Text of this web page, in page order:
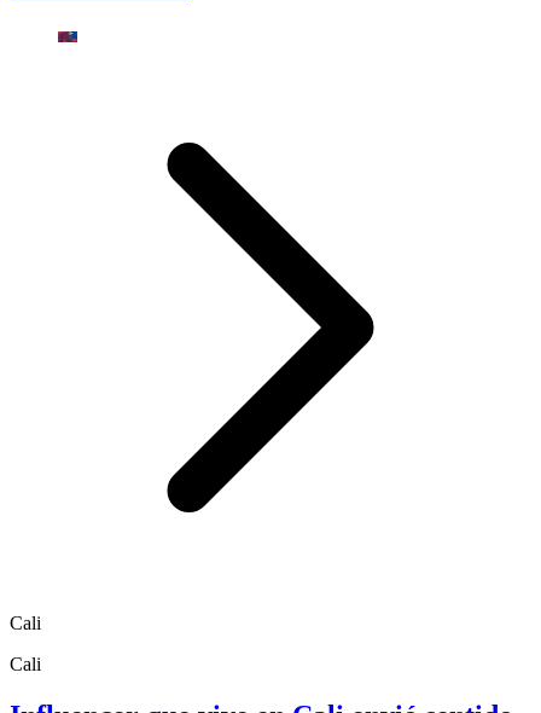
Cali
Cali